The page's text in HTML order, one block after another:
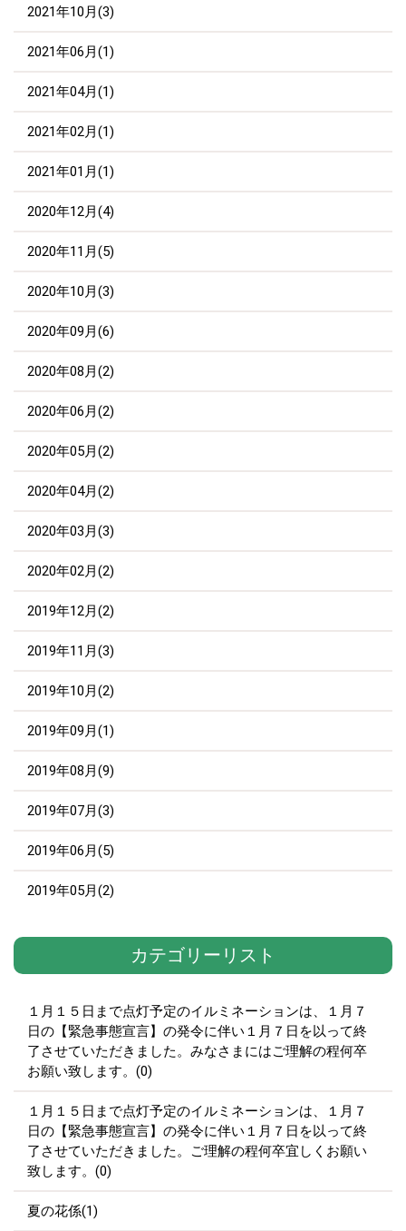
2021年10月(3)
2021年06月(1)
2021年04月(1)
2021年02月(1)
2021年01月(1)
2020年12月(4)
2020年11月(5)
2020年10月(3)
2020年09月(6)
2020年08月(2)
2020年06月(2)
2020年05月(2)
2020年04月(2)
2020年03月(3)
2020年02月(2)
2019年12月(2)
2019年11月(3)
2019年10月(2)
2019年09月(1)
2019年08月(9)
2019年07月(3)
2019年06月(5)
2019年05月(2)
カテゴリーリスト
１月１５日まで点灯予定のイルミネーションは、１月７
日の【緊急事態宣言】の発令に伴い１月７日を以って終
了させていただきました。みなさまにはご理解の程何卒
お願い致します。(0)
１月１５日まで点灯予定のイルミネーションは、１月７
日の【緊急事態宣言】の発令に伴い１月７日を以って終
了させていただきました。ご理解の程何卒宜しくお願い
致します。(0)
夏の花係(1)